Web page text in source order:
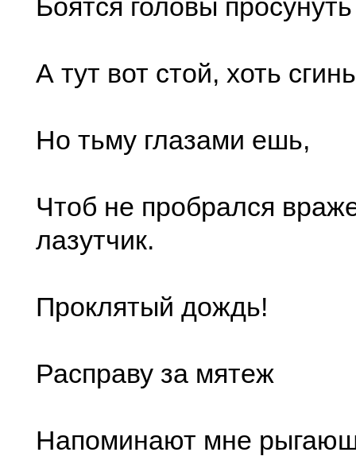
Боятся головы просунуть
А тут вот стой, хоть
Но тьму глазами ешь,
Чтоб не пробрался
лазутчик.
Проклятый дождь!
Расправу за мятеж
Напоминают мне